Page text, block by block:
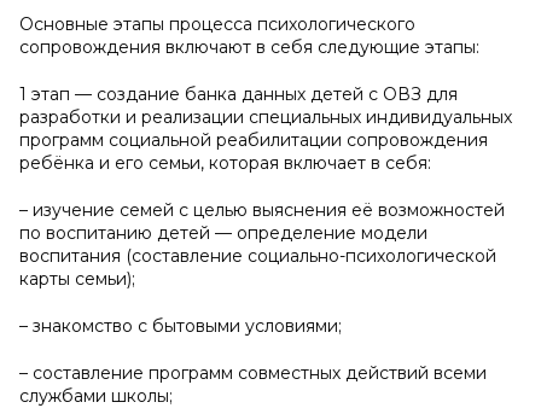
Основные этапы процесса психологического
сопровождения включают в себя следующие этапы:
1 этап — создание банка данных детей с ОВЗ для
разработки и реализации специальных индивидуальных
программ социальной реабилитации сопровождения
ребёнка и его семьи, которая включает в себя:
– изучение семей с целью выяснения её возможностей
по воспитанию детей — определение модели
воспитания (составление социально-психологической
карты семьи);
– знакомство с бытовыми условиями;
– составление программ совместных действий всеми
службами школы;